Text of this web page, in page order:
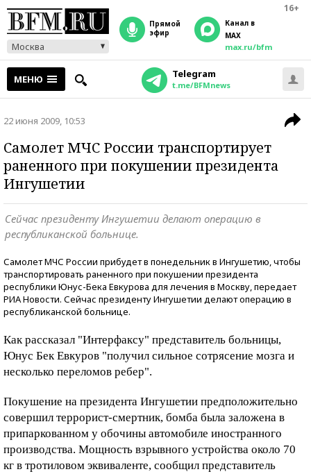
16+
Москва
прямой
эфир
Канал в
MAX
max.ru/bfm
МЕНЮ Telegram
t.me/BFMnews
22 июня 2009, 10:53
Самолет МЧС России транспортирует
раненного при покушении президента
Ингушетии
Сейчас президенту Ингушетии делают операцию в
республиканской больнице.
Самолет МЧС России прибудет в понедельник в Ингушетию, чтобы
транспортировать раненного при покушении президента
республики Юнус-Бека Евкурова для лечения в Москву, передает
РИА Новости. Сейчас президенту Ингушетии делают операцию в
республиканской больнице.
Как рассказал "Интерфаксу" представитель больницы,
Юнус Бек Евкуров "получил сильное сотрясение мозга и
несколько переломов ребер".
Покушение на президента Ингушетии предположительно
совершил террорист-смертник, бомба была заложена в
припаркованном у обочины автомобиле иностранного
производства. Мощность взрывного устройства около 70
кг в тротиловом эквиваленте, сообщил представитель